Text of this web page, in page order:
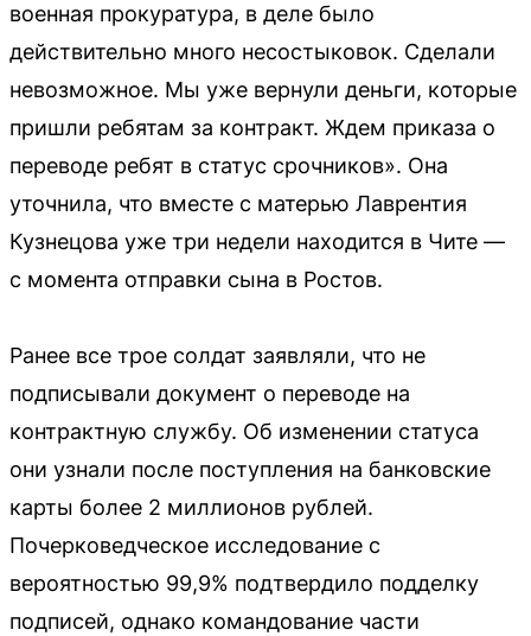
военная прокуратура, в деле было
действительно много несостыковок. Сделали
невозможное. Мы уже вернули деньги, которые
пришли ребятам за контракт. Ждем приказа о
переводе ребят в статус срочников». Она
уточнила, что вместе с матерью Лаврентия
Кузнецова уже три недели находится в Чите —
с момента отправки сына в Ростов.
Ранее все трое солдат заявляли, что не
подписывали документ о переводе на
контрактную службу. Об изменении статуса
они узнали после поступления на банковские
карты более 2 миллионов рублей.
Почерковедческое исследование с
вероятностью 99,9% подтвердило подделку
подписей, однако командование части